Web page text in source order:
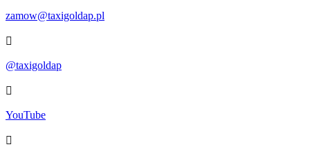
zamow@taxigoldap.pl
@taxigoldap
YouTube